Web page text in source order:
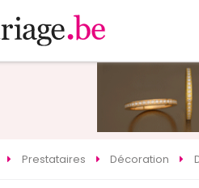
Prestataires Décoration